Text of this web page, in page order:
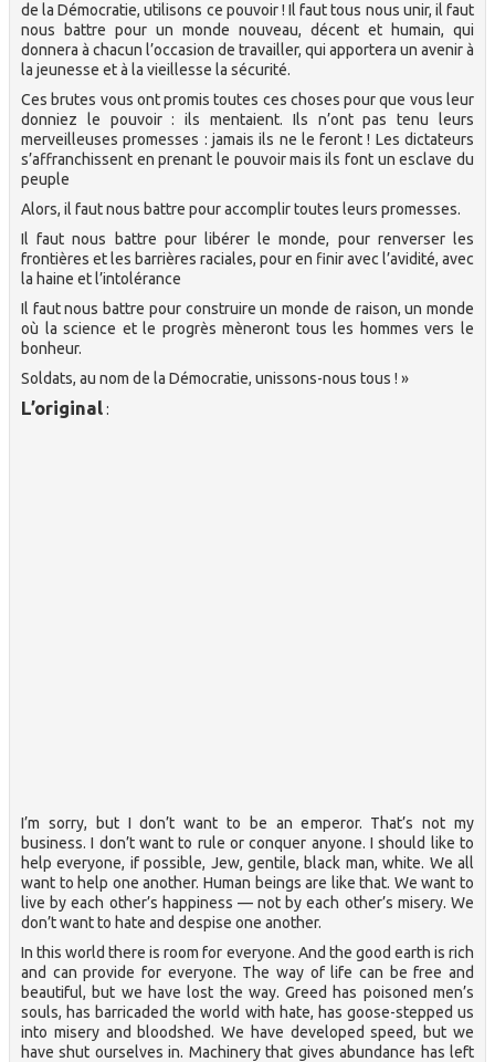
de la Démocratie, utilisons ce pouvoir ! Il faut tous nous unir, il faut
nous battre pour un monde nouveau, décent et humain, qui
donnera à chacun l’occasion de travailler, qui apportera un avenir à
la jeunesse et à la vieillesse la sécurité.
Ces brutes vous ont promis toutes ces choses pour que vous leur
donniez le pouvoir : ils mentaient. Ils n’ont pas tenu leurs
merveilleuses promesses : jamais ils ne le feront ! Les dictateurs
s’affranchissent en prenant le pouvoir mais ils font un esclave du
peuple
Alors, il faut nous battre pour accomplir toutes leurs promesses.
Il faut nous battre pour libérer le monde, pour renverser les
frontières et les barrières raciales, pour en finir avec l’avidité, avec
la haine et l’intolérance
Il faut nous battre pour construire un monde de raison, un monde
où la science et le progrès mèneront tous les hommes vers le
bonheur.
Soldats, au nom de la Démocratie, unissons-nous tous ! »
L’original:
I’m sorry, but I don’t want to be an emperor. That’s not my
business. I don’t want to rule or conquer anyone. I should like to
help everyone, if possible, Jew, gentile, black man, white. We all
want to help one another. Human beings are like that. We want to
live by each other’s happiness — not by each other’s misery. We
don’t want to hate and despise one another.
In this world there is room for everyone. And the good earth is rich
and can provide for everyone. The way of life can be free and
beautiful, but we have lost the way. Greed has poisoned men’s
souls, has barricaded the world with hate, has goose-stepped us
into misery and bloodshed. We have developed speed, but we
have shut ourselves in. Machinery that gives abundance has left